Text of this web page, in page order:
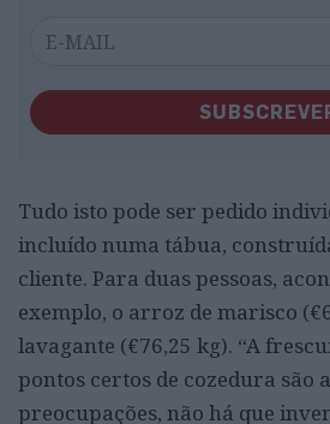
Tudo isto pode ser pedido
incluído numa tábua,
cliente. Para duas pessoas,
exemplo, o arroz de marisco
lavagante (€76,25 kg). “A
pontos certos de cozedura são
preocupações, não há que